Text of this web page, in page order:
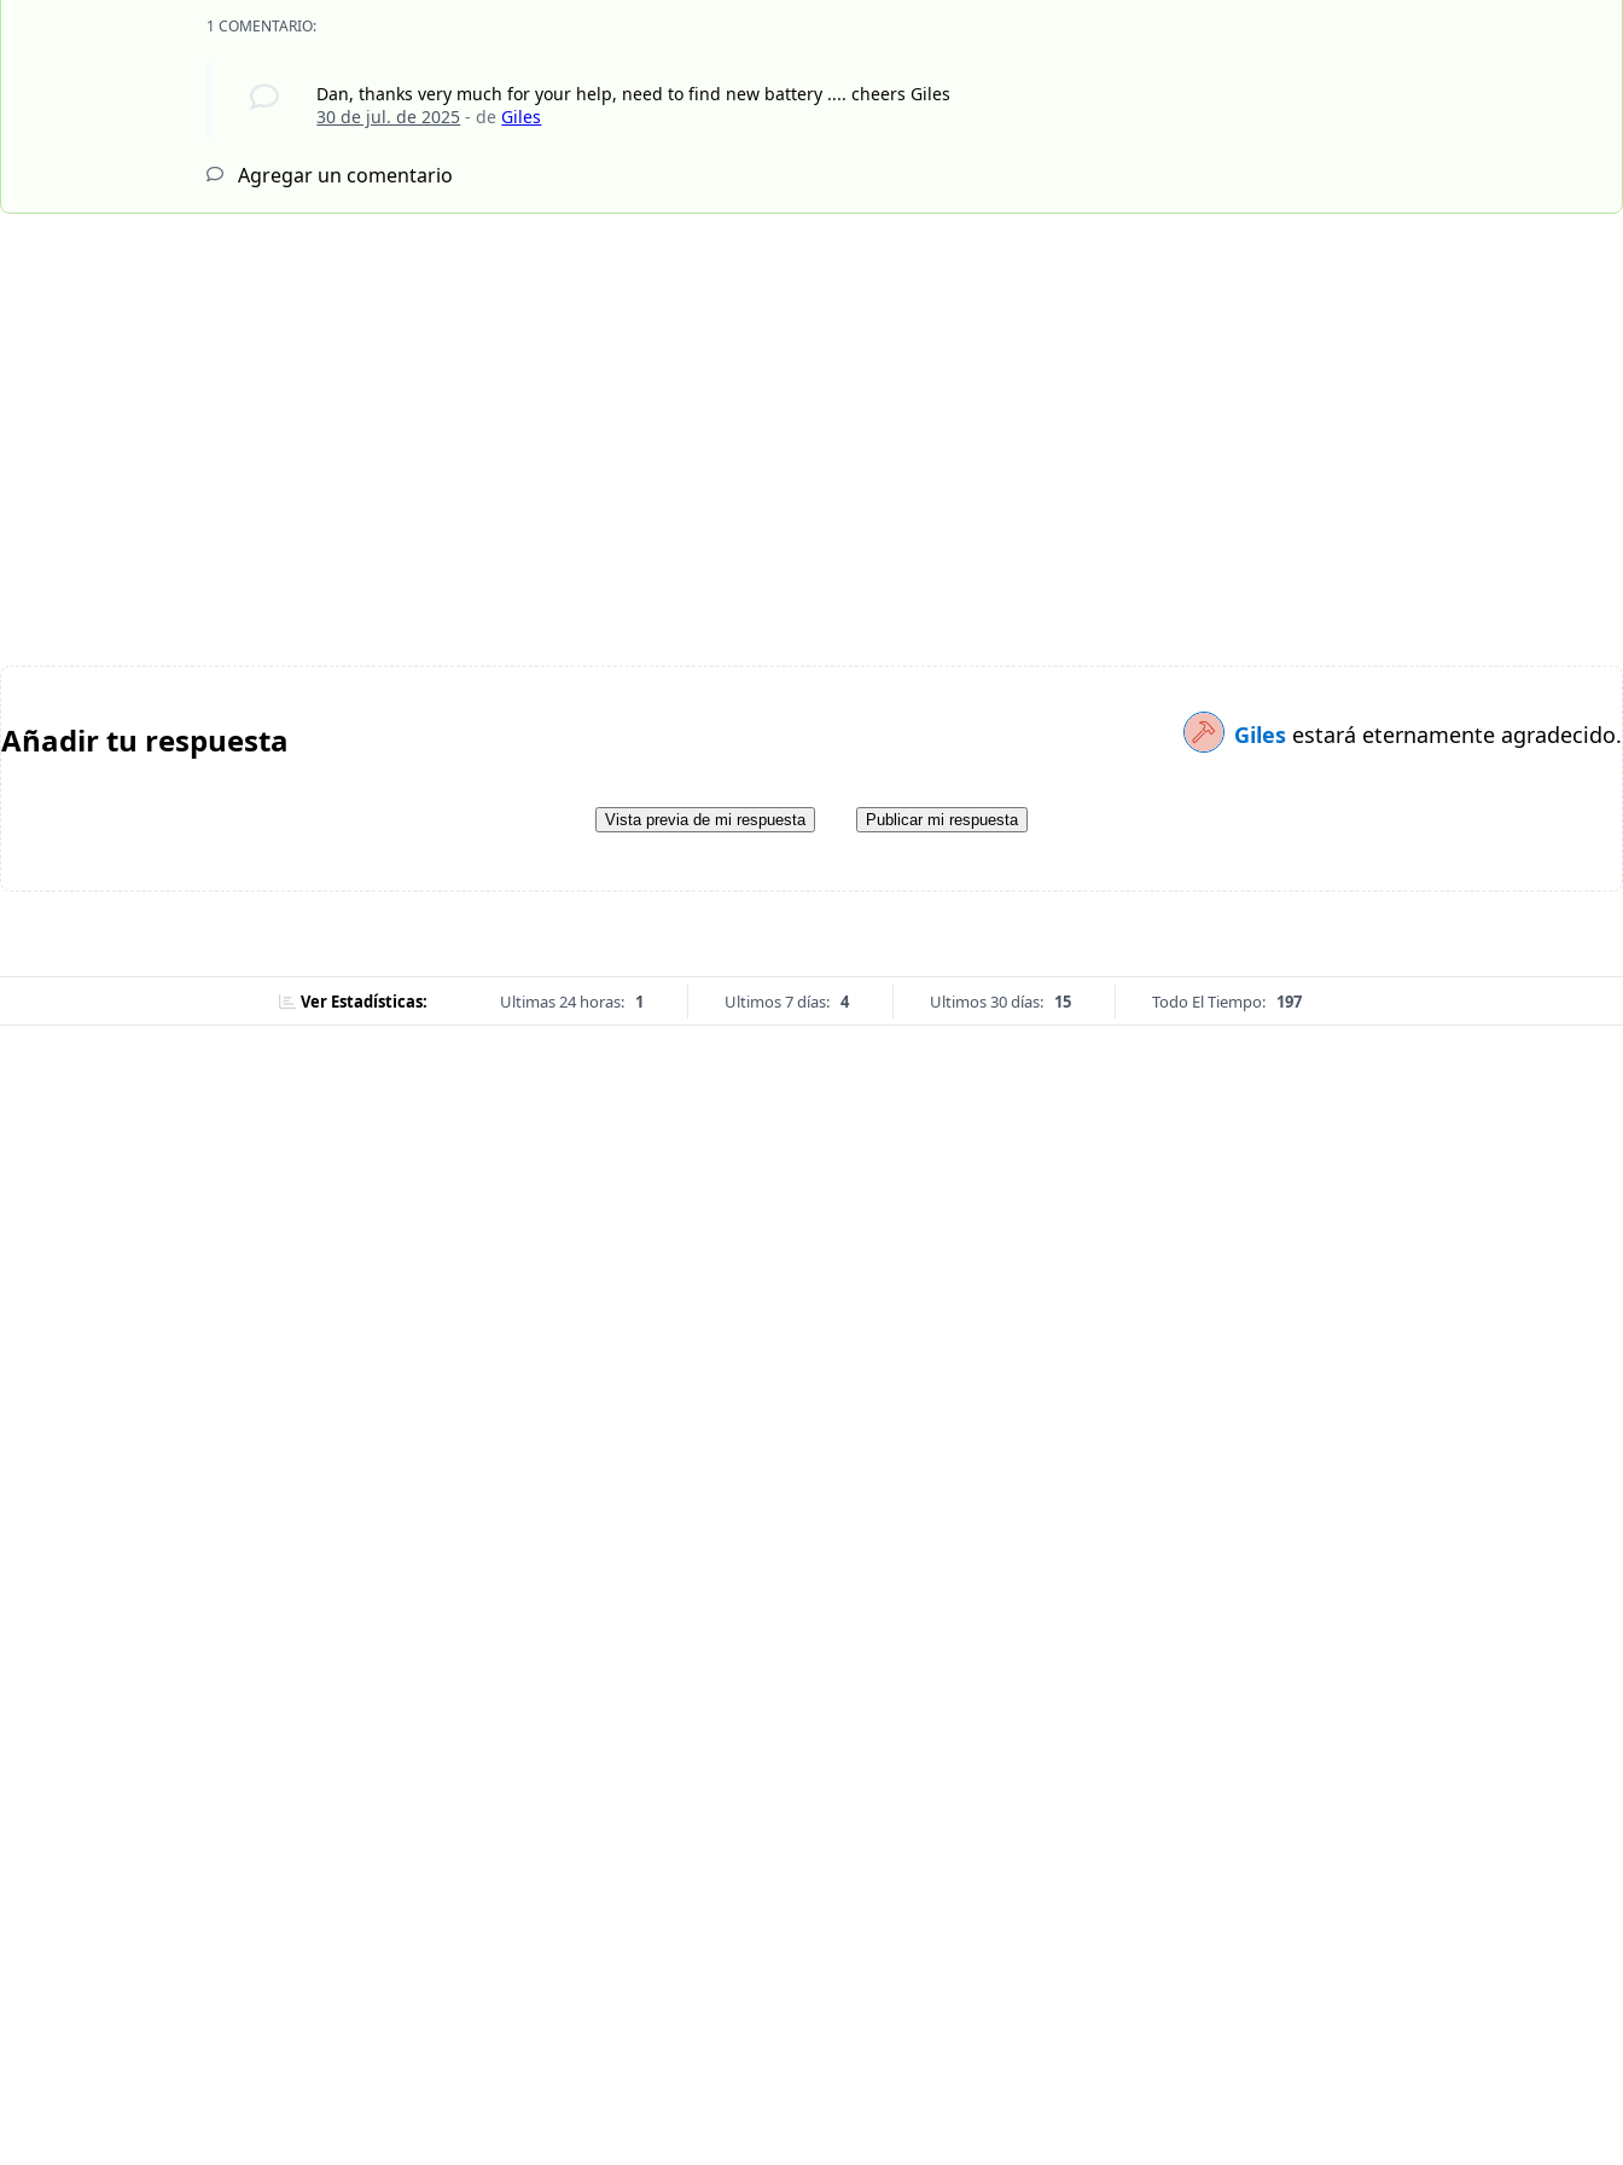
1 COMENTARIO:
Dan, thanks very much for your help, need to find new battery .... cheers Giles
30 de jul. de 2025 - deGiles
Agregar un comentario
Añadir tu respuesta Giles estará eternamente agradecido.
Vista previa de mi respuesta Publicar mi respuesta
Ver Estadísticas: Ultimas 24 horas: 1 Ultimos 7 días: 4 Ultimos 30 días: 15 Todo El Tiempo: 197